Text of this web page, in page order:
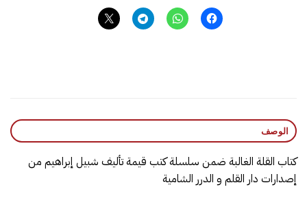
الوصف
كتاب القلة الغالبة ضمن سلسلة كتب قيمة تأليف شبيل إبراهيم من
إصدارات دار القلم و الدرر الشامية